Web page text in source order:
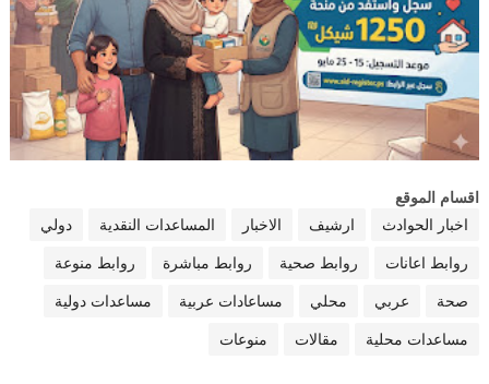
اقسام الموقع
اخبار الحوادث
ارشيف الاخبار المساعدات النقدية دولي
روابط اعانات روابط صحية روابط مباشرة روابط منوعة
صحة عربي محلي مساعادات عربية مساعدات دولية
مساعدات محلية مقالات منوعات